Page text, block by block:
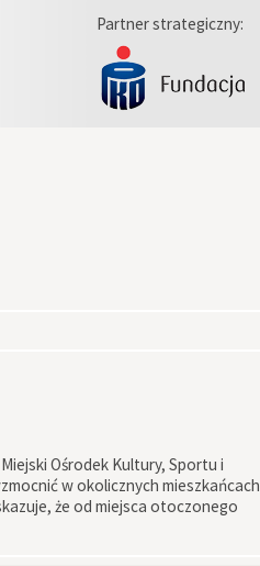
Partner strategiczny:
Ośrodek Kultury, Sportu i
w okolicznych mieszkańcach
że od miejsca otoczonego